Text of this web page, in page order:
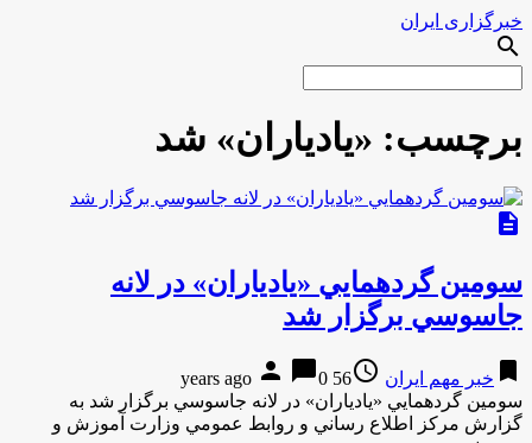
خبرگزاری ایران
search
برچسب: «يادياران» شد
description
سومين گردهمايي «يادياران» در لانه
جاسوسي برگزار شد
bookmark خبر مهم ایران access_time
56 years ago
person chat_bubble0
سومين گردهمايي «يادياران» در لانه جاسوسي برگزار شد به
گزارش مركز اطلاع رساني و روابط عمومي وزارت آموزش و